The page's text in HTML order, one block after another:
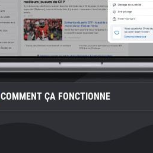
COMMENT ÇA FONCTIONNE